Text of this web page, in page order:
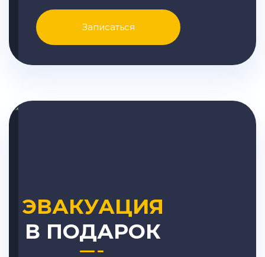
Записаться
ЭВАКУАЦИЯ
В ПОДАРОК